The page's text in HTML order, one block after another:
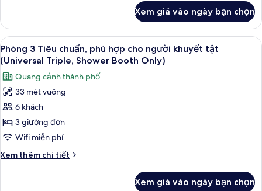
thuốc
(12th-
19th
Floor)
Phòng
Deluxe,
không
hút
thuốc
(12th-
19th
Floor)
Xem giá vào ngày bạn chọn
Xem
tất
cả
ảnh
Phòng
3
Tiêu
chuẩn,
phù
hợp
Phòng 3 Tiêu chuẩn, phù hợp cho
8
Phòng 3 Tiêu chuẩn, phù hợp cho người khuyết tật
(Universal Triple, Shower Booth Only)
Quang cảnh thành phố
33 mét vuông
6 khách
3 giường đơn
Wifi miễn phí
Xem thêm chi tiết
Chi
Xem giá vào ngày bạn chọn